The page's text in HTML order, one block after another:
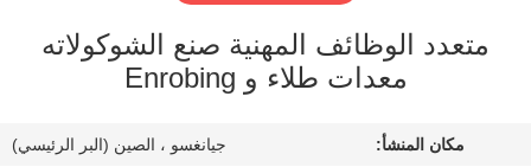
فيمتعدد الوظائف المهنية صنع الشوكولاته
معدات طلاء و Enrobing
مكان المنشأ: جيانغسو ، الصين (البر الرئيسي)